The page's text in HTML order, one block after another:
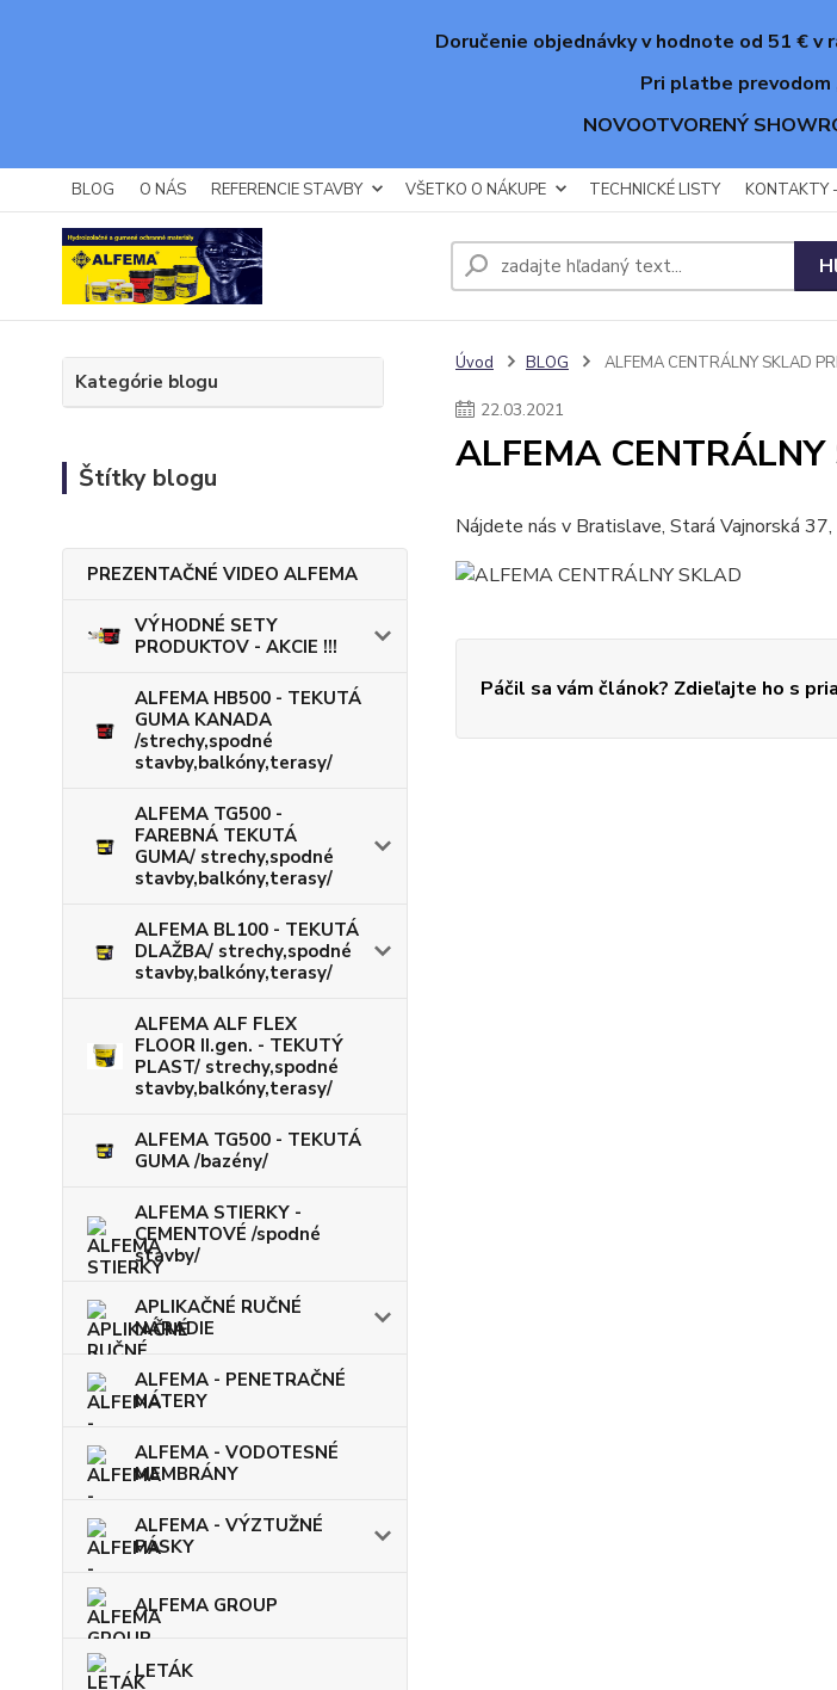
Doručenie objednávky v hodnote od 51 € v
Pri platbe prevodom
NOVOOTVORENÝ
BLOG O NÁS REFERENCIE STAVBY VŠETKO O NÁKUPE TECHNICKÉ LISTY KONTAKTY
Kategórie blogu
Štítky blogu
PREZENTAČNÉ VIDEO ALFEMA
VÝHODNÉ SETY
PRODUKTOV - AKCIE !!!
ALFEMA HB500 - TEKUTÁ
GUMA KANADA
/strechy,spodné
stavby,balkóny,terasy/
ALFEMA TG500 -
FAREBNÁ TEKUTÁ
GUMA/ strechy,spodné
stavby,balkóny,terasy/
ALFEMA BL100 - TEKUTÁ
DLAŽBA/ strechy,spodné
stavby,balkóny,terasy/
ALFEMA ALF FLEX
FLOOR II.gen. - TEKUTÝ
PLAST/ strechy,spodné
stavby,balkóny,terasy/
ALFEMA TG500 - TEKUTÁ
GUMA /bazény/
ALFEMA STIERKY -
CEMENTOVÉ /spodné
stavby/
APLIKAČNÉ RUČNÉ
NÁRADIE
ALFEMA - PENETRAČNÉ
NÁTERY
ALFEMA - VODOTESNÉ
MEMBRÁNY
ALFEMA - VÝZTUŽNÉ
PÁSKY
ALFEMA GROUP
LETÁK
Úvod BLOG ALFEMA CENTRÁLNY SKLAD
22.03.2021
ALFEMA
Nájdete nás v Bratislave, Stará Vajnorská
Páčil sa vám článok? Zdieľajte ho s